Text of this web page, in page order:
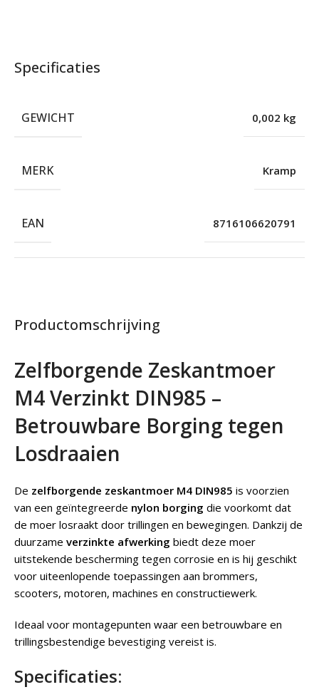
Productomschrijving
Zelfborgende Zeskantmoer
M4 Verzinkt DIN985 –
Betrouwbare Borging tegen
Losdraaien
De zelfborgende zeskantmoer M4 DIN985 is voorzien
van een geïntegreerde nylon borging die voorkomt dat
de moer losraakt door trillingen en bewegingen. Dankzij de
duurzame verzinkte afwerking biedt deze moer
uitstekende bescherming tegen corrosie en is hij geschikt
voor uiteenlopende toepassingen aan brommers,
scooters, motoren, machines en constructiewerk.
Ideaal voor montagepunten waar een betrouwbare en
trillingsbestendige bevestiging vereist is.
Specificaties:
Specificaties
GEWICHT 0,002 kg
MERK Kramp
EAN 8716106620791